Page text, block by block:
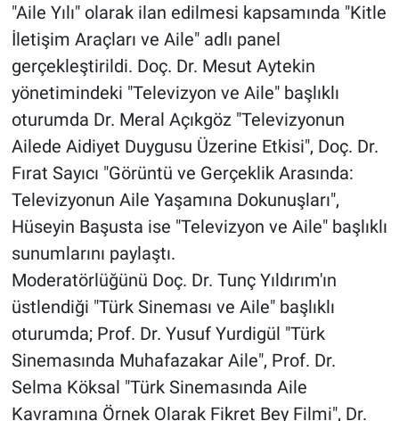
"Aile Yılı" olarak ilan edilmesi kapsamında "Kitle
İletişim Araçları ve Aile" adlı panel
gerçekleştirildi. Doç. Dr. Mesut Aytekin
yönetimindeki "Televizyon ve Aile" başlıklı
oturumda Dr. Meral Açıkgöz "Televizyonun
Ailede Aidiyet Duygusu Üzerine Etkisi", Doç. Dr.
Fırat Sayıcı "Görüntü ve Gerçeklik Arasında:
Televizyonun Aile Yaşamına Dokunuşları",
Hüseyin Başusta ise "Televizyon ve Aile" başlıklı
sunumlarını paylaştı.
Moderatörlüğünü Doç. Dr. Tunç Yıldırım'ın
üstlendiği "Türk Sineması ve Aile" başlıklı
oturumda; Prof. Dr. Yusuf Yurdigül "Türk
Sinemasında Muhafazakar Aile", Prof. Dr.
Selma Köksal "Türk Sinemasında Aile
Kavramına Örnek Olarak Fikret Bey Filmi", Dr.